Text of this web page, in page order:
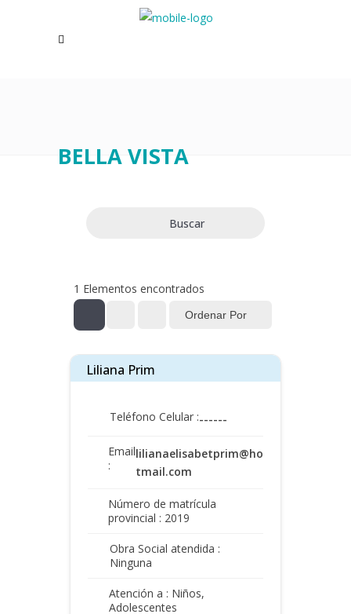
BELLA VISTA
Buscar
1 Elementos encontrados
Ordenar Por
Liliana Prim
Teléfono Celular :------
Email
:
lilianaelisabetprim@ho
tmail.com
Número de matrícula
provincial : 2019
Obra Social atendida :
Ninguna
Atención a : Niños,
Adolescentes